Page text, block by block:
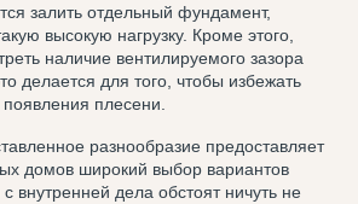
залить отдельный фундамент,
высокую нагрузку. Кроме этого,
наличие вентилируемого зазора
делается для того, чтобы избежать
плесени.
разнообразие предоставляет
домов широкий выбор вариантов
внутренней дела обстоят ничуть не